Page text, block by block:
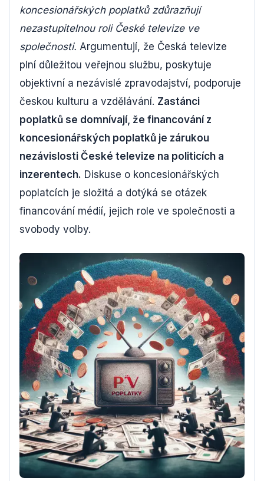
koncesionářských poplatků zdůrazňují
nezastupitelnou roli České televize ve
společnosti. Argumentují, že Česká televize
plní důležitou veřejnou službu, poskytuje
objektivní a nezávislé zpravodajství, podporuje
českou kulturu a vzdělávání. Zastánci
poplatků se domnívají, že financování z
koncesionářských poplatků je zárukou
nezávislosti České televize na politicích a
inzerentech. Diskuse o koncesionářských
poplatcích je složitá a dotýká se otázek
financování médií, jejich role ve společnosti a
svobody volby.